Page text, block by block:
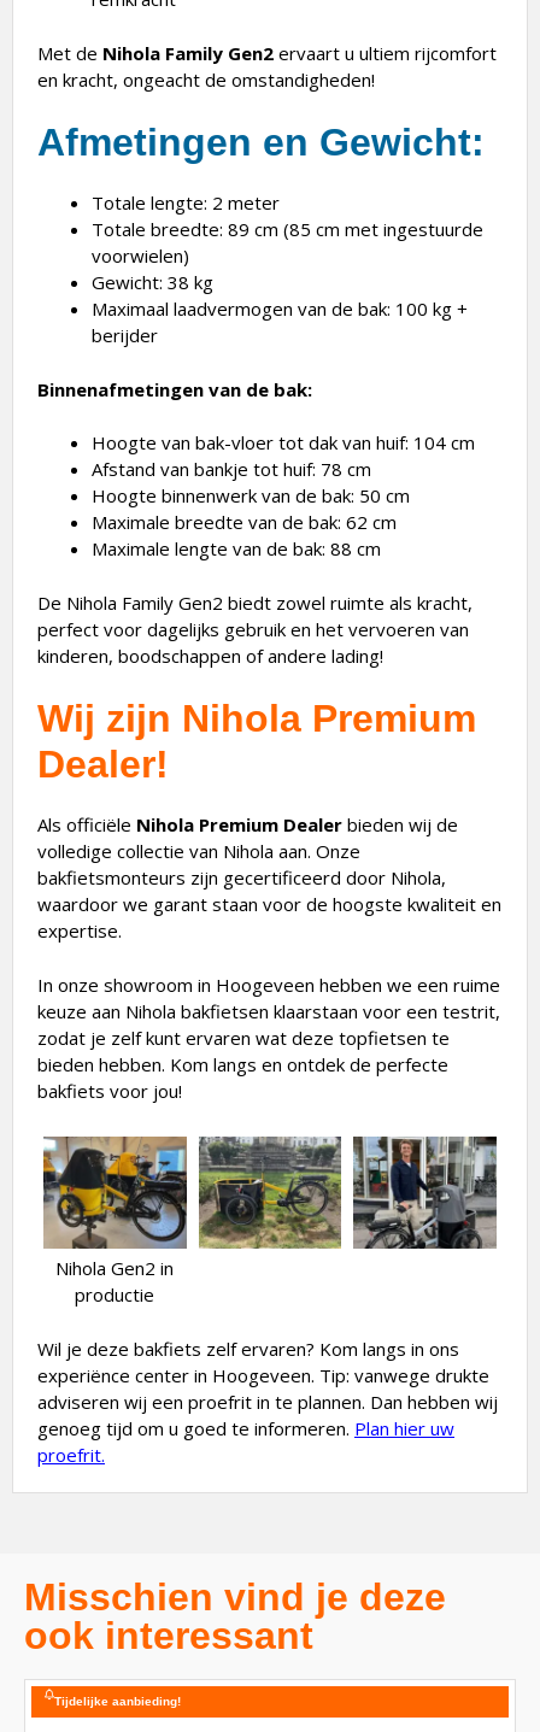
Met de Nihola Family Gen2 ervaart u ultiem rijcomfort
en kracht, ongeacht de omstandigheden!
Afmetingen en Gewicht:
Totale lengte: 2 meter
Totale breedte: 89 cm (85 cm met ingestuurde
voorwielen)
Gewicht: 38 kg
Maximaal laadvermogen van de bak: 100 kg +
berijder
Binnenafmetingen van de bak:
Hoogte van bak-vloer tot dak van huif: 104 cm
Afstand van bankje tot huif: 78 cm
Hoogte binnenwerk van de bak: 50 cm
Maximale breedte van de bak: 62 cm
Maximale lengte van de bak: 88 cm
De Nihola Family Gen2 biedt zowel ruimte als kracht,
perfect voor dagelijks gebruik en het vervoeren van
kinderen, boodschappen of andere lading!
Wij zijn Nihola Premium
Dealer!
Als officiële Nihola Premium Dealer bieden wij de
volledige collectie van Nihola aan. Onze
bakfietsmonteurs zijn gecertificeerd door Nihola,
waardoor we garant staan voor de hoogste kwaliteit en
expertise.
In onze showroom in Hoogeveen hebben we een ruime
keuze aan Nihola bakfietsen klaarstaan voor een testrit,
zodat je zelf kunt ervaren wat deze topfietsen te
bieden hebben. Kom langs en ontdek de perfecte
bakfiets voor jou!
Nihola Gen2 in
productie
Wil je deze bakfiets zelf ervaren? Kom langs in ons
experiënce center in Hoogeveen. Tip: vanwege drukte
adviseren wij een proefrit in te plannen. Dan hebben wij
genoeg tijd om u goed te informeren. Plan hier uw
proefrit.
Misschien vind je deze
ook interessant
Tijdelijke aanbieding!